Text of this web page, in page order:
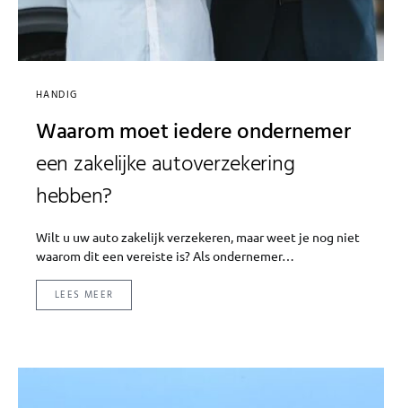
HANDIG
Waarom moet iedere ondernemer
een zakelijke autoverzekering
hebben?
Wilt u uw auto zakelijk verzekeren, maar weet je nog niet
waarom dit een vereiste is? Als ondernemer…
LEES MEER